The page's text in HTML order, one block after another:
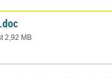
2,92 MB